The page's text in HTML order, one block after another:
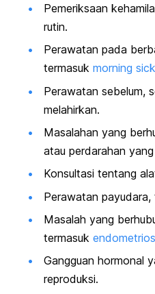
Pemeriksaan
rutin.
Perawatan pada
termasuk morning
Perawatan sebelum,
melahirkan.
Masalahan yang
atau perdarahan
Konsultasi tentang
Perawatan payudara,
Masalah yang
termasuk
Gangguan hormonal
reproduksi.